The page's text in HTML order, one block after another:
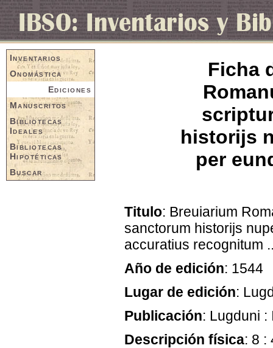
Inventarios
Onomástica
Ediciones
Manuscritos
Bibliotecas
Ideales
Bibliotecas
Hipotéticas
Buscar
Ficha
historijs
per
Titulo: Breuiarium
sanctorum historijs
accuratius recognitum
Año de edición: 1544
Lugar de edición:
Publicación: Lugduni
Descripción física: 8 :